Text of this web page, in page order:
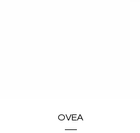
Aperçu rapide
OVEA